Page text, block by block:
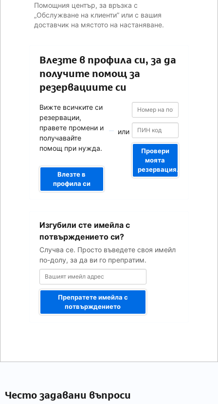
Помощния център, за връзка с
„Обслужване на клиенти” или с вашия
доставчик на мястото на настаняване.
Влезте в профила си, за да
получите помощ за
резервациите си
Вижте всичките си
резервации,
правете промени и
получавайте
помощ при нужда.
Влезте в
профила си
или
Номер
на
потвърждението
Номер
потвърждението
Провери
моята
резервация.
Изгубили сте имейла с
потвърждението си?
Случва се. Просто въведете своя имейл
по-долу, за да ви го препратим.
имейл
адрес
Препратете имейла с
потвърждението
Често задавани въпроси